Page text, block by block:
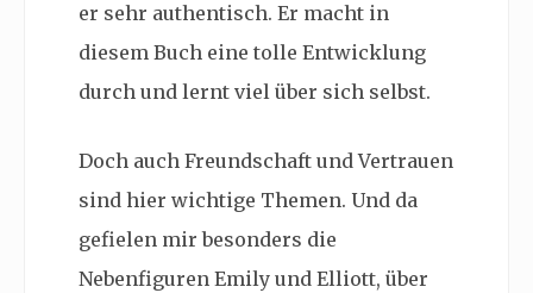
er sehr authentisch. Er macht in
diesem Buch eine tolle Entwicklung
durch und lernt viel über sich selbst.
Doch auch Freundschaft und Vertrauen
sind hier wichtige Themen. Und da
gefielen mir besonders die
Nebenfiguren Emily und Elliott, über